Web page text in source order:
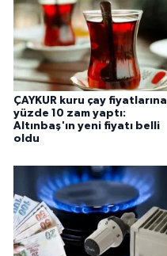
ÇAYKUR kuru çay fiyatlarına
yüzde 10 zam yaptı:
Altınbaş'ın yeni fiyatı belli
oldu